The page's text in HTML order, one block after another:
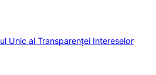
Unic al Transparenței Intereselor